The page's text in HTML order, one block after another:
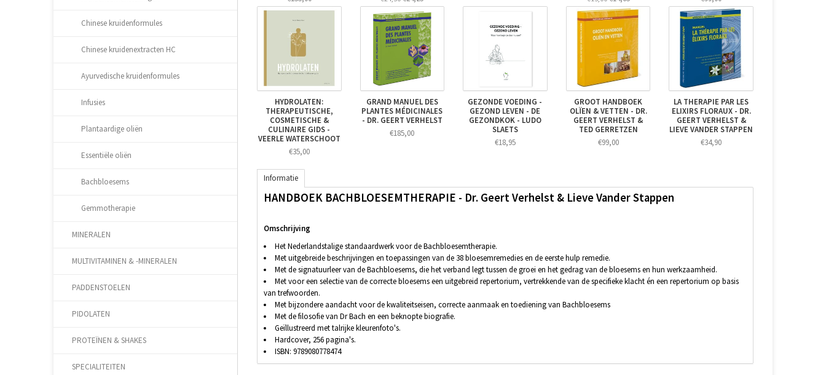
Chinese kruidenformules
Chinese kruidenextracten HC
Ayurvedische kruidenformules
Infusies
Plantaardige oliën
Essentiële oliën
Bachbloesems
Gemmotherapie
MINERALEN
MULTIVITAMINEN & -MINERALEN
PADDENSTOELEN
PIDOLATEN
PROTEÏNEN & SHAKES
SPECIALITEITEN
HYDROLATEN:
THERAPEUTISCHE,
COSMETISCHE &
CULINAIRE GIDS -
VEERLE WATERSCHOOT
€35,00
GRAND MANUEL DES
PLANTES MÉDICINALES
- DR. GEERT VERHELST
€185,00
GEZONDE VOEDING -
GEZOND LEVEN - DE
GEZONDKOK - LUDO
SLAETS
€18,95
GROOT HANDBOEK
OLÏEN & VETTEN - DR.
GEERT VERHELST &
TED GERRETZEN
€99,00
LA THERAPIE PAR LES
ELIXIRS FLORAUX - DR.
GEERT VERHELST &
LIEVE VANDER STAPPEN
€34,90
Informatie
HANDBOEK BACHBLOESEMTHERAPIE - Dr. Geert Verhelst & Lieve Vander Stappen
Omschrijving
Het Nederlandstalige standaardwerk voor de Bachbloesemtherapie.
Met uitgebreide beschrijvingen en toepassingen van de 38 bloesemremedies en de eerste hulp remedie.
Met de signatuurleer van de Bachbloesems, die het verband legt tussen de groei en het gedrag van de bloesems en hun werkzaamheid.
Met voor een selectie van de correcte bloesems een uitgebreid repertorium, vertrekkende van de specifieke klacht én een repertorium op basis
van trefwoorden.
Met bijzondere aandacht voor de kwaliteitseisen, correcte aanmaak en toediening van Bachbloesems
Met de filosofie van Dr Bach en een beknopte biografie.
Geïllustreerd met talrijke kleurenfoto's.
Hardcover, 256 pagina's.
ISBN: 9789080778474